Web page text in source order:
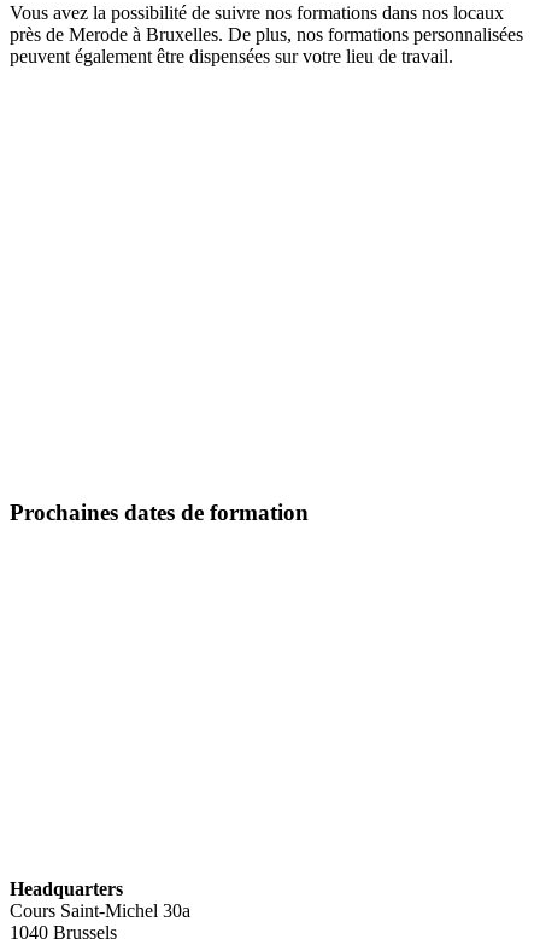
Vous avez la possibilité de suivre nos formations dans nos locaux
près de Merode à Bruxelles. De plus, nos formations personnalisées
peuvent également être dispensées sur votre lieu de travail.
Prochaines dates de formation
Headquarters
Cours Saint-Michel 30a
1040 Brussels